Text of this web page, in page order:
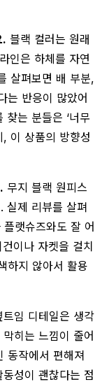
. 블랙 컬러는 원래
인은 하체를 자연
살펴보면 배 부분,
는 반응이 많았어
는 분들은 ‘너무
, 이 상품의 방향성
무지 블랙 원피스
실제 리뷰를 살펴
랫슈즈와도 잘 어
이나 자켓을 걸치
하지 않아서 활용
트임 디테일은 생각
히는 느낌이 줄어
동작에서 편해져
성이 괜찮다는 점